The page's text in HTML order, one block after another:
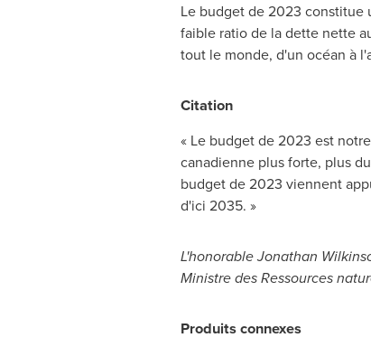
Le budget de 2023 constitue
faible ratio de la dette nette
tout le monde, d'un océan à
Citation
« Le budget de 2023 est
canadienne plus forte, plus
budget de 2023 viennent
d'ici 2035. »
L'honorableJonathan
Ministre des Ressources
Produits connexes